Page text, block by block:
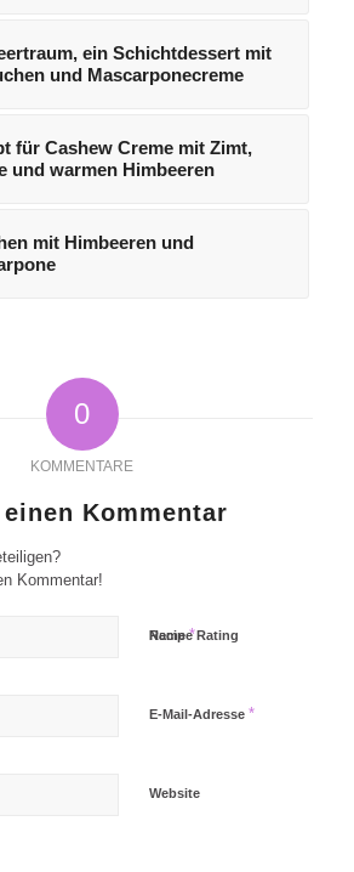
ein Schichtdessert mit
und Mascarponecreme
für Cashew Creme mit Zimt,
und warmen Himbeeren
mit Himbeeren und
0
KOMMENTARE
Kommentar
Kommentar!
Name*
E-Mail-Adresse *
Website
Recipe Rating